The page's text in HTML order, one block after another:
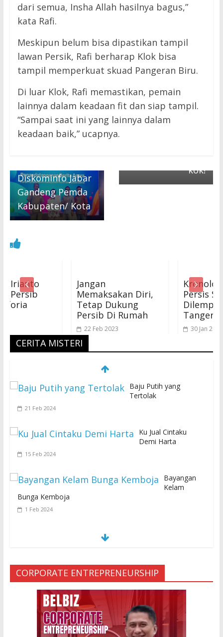
dari semua, Insha Allah hasilnya bagus,”
kata Rafi.
Meskipun belum bisa dipastikan tampil
lawan Persik, Rafi berharap Klok bisa
tampil memperkuat skuad Pangeran Biru.
Di luar Klok, Rafi memastikan, pemain
lainnya dalam keadaan fit dan siap tampil.
“Sampai saat ini yang lainnya dalam
keadaan baik,” ucapnya.
← Previous
Diskominfo Jabar
Gandeng Pemda
Kabupaten/ Kota
Erick Thohir
Respons Protes
Pemain
Naturalisasi: Saya
kok!
Memaksakan Diri,
Tetap Dukung
Persib Di Rumah
22 Feb 2023
Kronologi Bus
Persis Solo
Dilempari Batu
Tangerang
30 Jan 2023
CERITA MISTERI
Baju Putih yang
Tertolak
21 Feb 2024
Ku Jual Cintaku
Demi Harta
15 Feb 2024
Bayangan
Kelam
Bunga Kemboja
1 Feb 2024
29 Jan 2024
Ketakutan Setengah Mati setelah Main Jailangkung, 28
CORPORATE ENTREPRENEURSHIP